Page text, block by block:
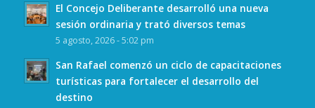
El Concejo Deliberante desarrolló una nueva
sesión ordinaria y trató diversos temas
5 agosto, 2026 - 5:02 pm
San Rafael comenzó un ciclo de capacitaciones
turísticas para fortalecer el desarrollo del
destino